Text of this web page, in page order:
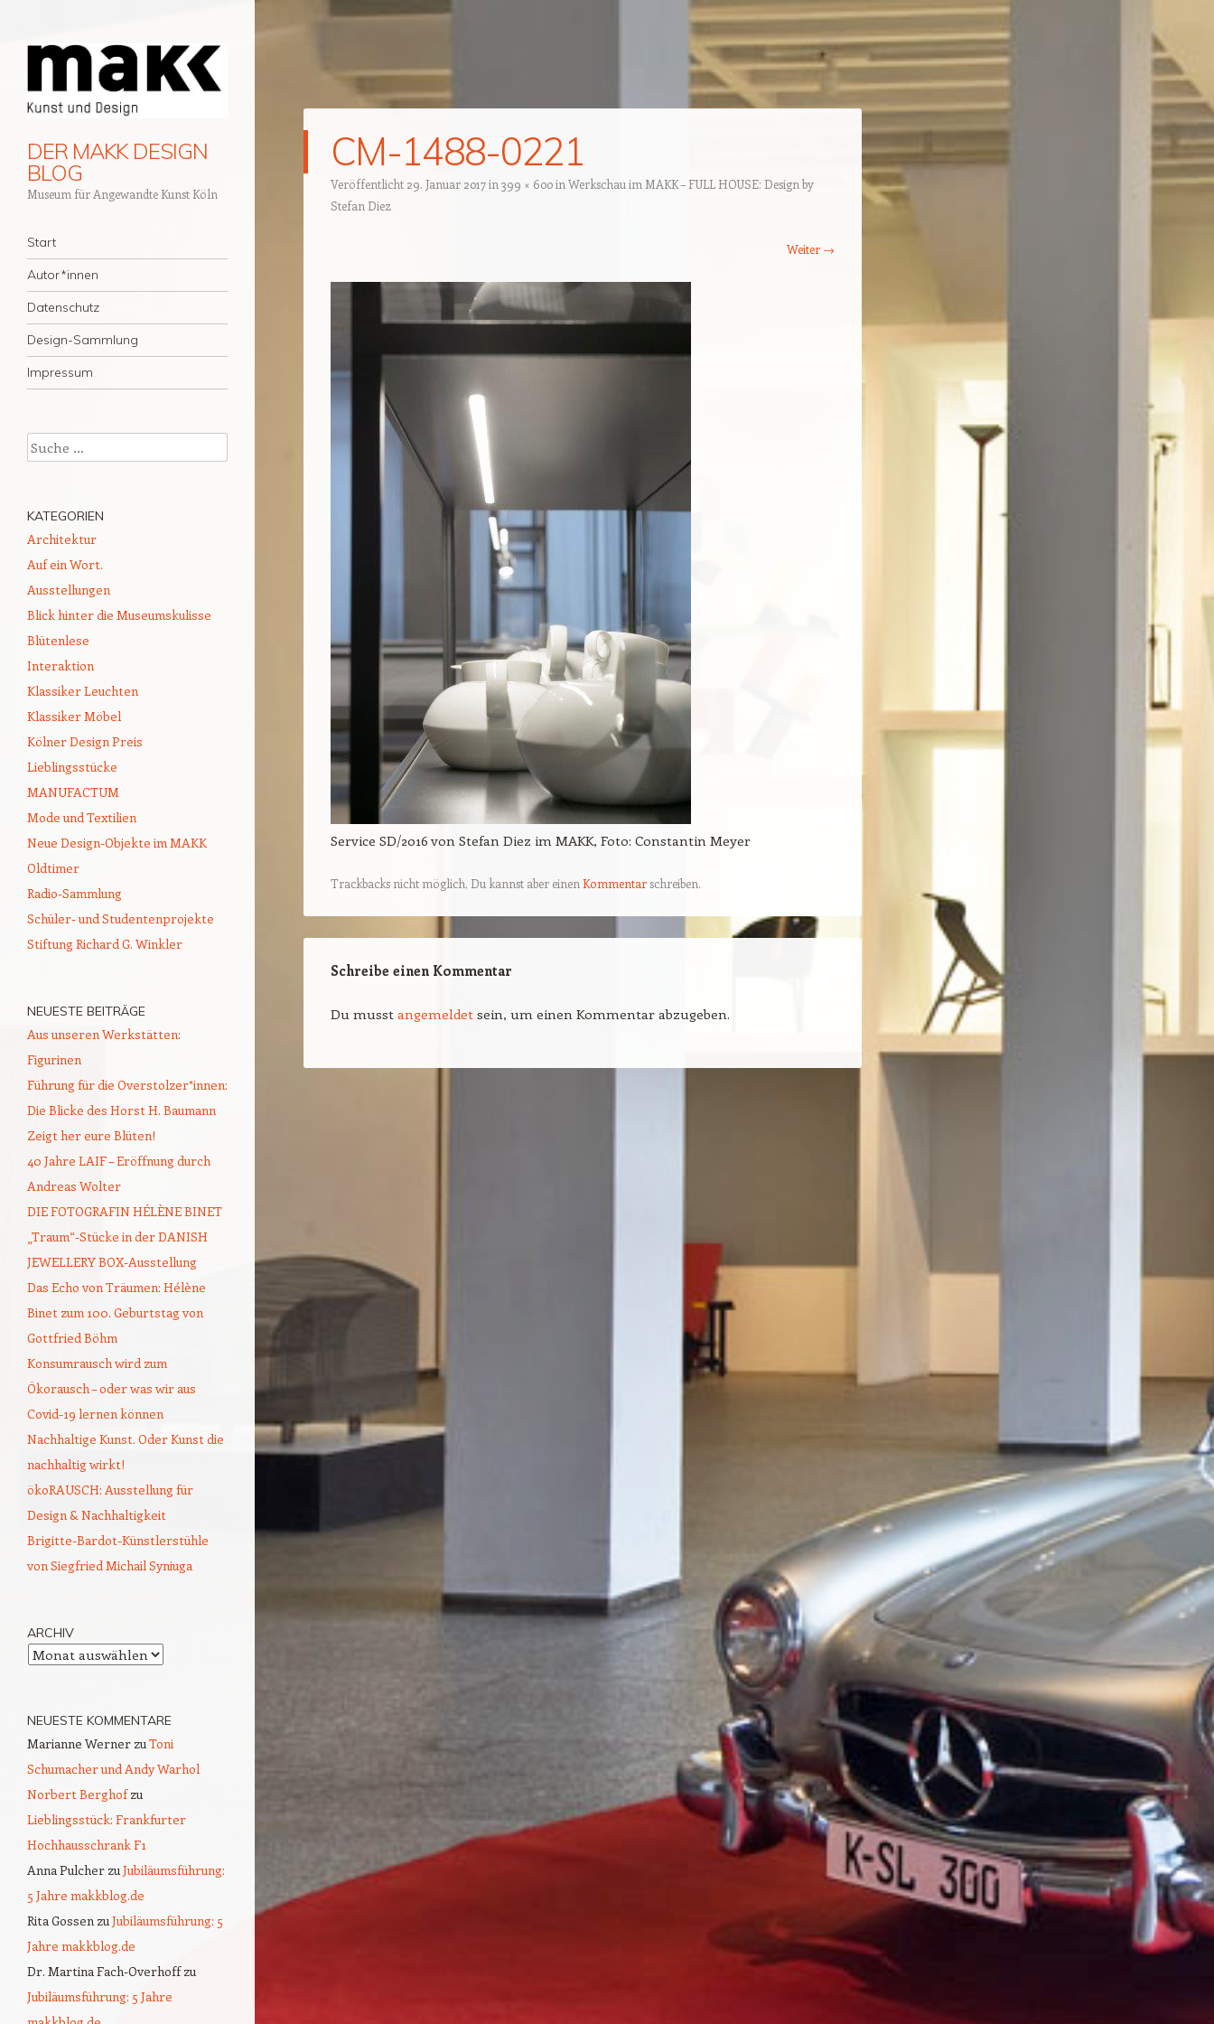
DER MAKK DESIGN
BLOG
Museum für Angewandte Kunst Köln
Navigation
Zum Inhalt springen
Start
Autor*innen
Datenschutz
Design-Sammlung
Impressum
CM-1488-0221
Veröffentlicht 29. Januar 2017in 399 × 600in Werkschau im MAKK – FULL HOUSE: Design by
Stefan Diez
Weiter →
Service SD/2016 von Stefan Diez im MAKK, Foto: Constantin Meyer
Trackbacks nicht möglich, Du kannst aber einen Kommentarschreiben.
Schreibe einen Kommentar
Du musst angemeldet sein, um einen Kommentar abzugeben.
Suchen
KATEGORIEN
Architektur
Auf ein Wort.
Ausstellungen
Blick hinter die Museumskulisse
Blütenlese
Interaktion
Klassiker Leuchten
Klassiker Möbel
Kölner Design Preis
Lieblingsstücke
MANUFACTUM
Mode und Textilien
Neue Design-Objekte im MAKK
Oldtimer
Radio-Sammlung
Schüler- und Studentenprojekte
Stiftung Richard G. Winkler
NEUESTE BEITRÄGE
Aus unseren Werkstätten:
Figurinen
Führung für die Overstolzer*innen:
Die Blicke des Horst H. Baumann
Zeigt her eure Blüten!
40 Jahre LAIF – Eröffnung durch
Andreas Wolter
DIE FOTOGRAFIN HÉLÈNE BINET
„Traum“-Stücke in der DANISH
JEWELLERY BOX-Ausstellung
Das Echo von Träumen: Hélène
Binet zum 100. Geburtstag von
Gottfried Böhm
Konsumrausch wird zum
Ökorausch – oder was wir aus
Covid-19 lernen können
Nachhaltige Kunst. Oder Kunst die
nachhaltig wirkt!
ökoRAUSCH: Ausstellung für
Design & Nachhaltigkeit
Brigitte-Bardot-Künstlerstühle
von Siegfried Michail Syniuga
ARCHIV
Archiv
NEUESTE KOMMENTARE
Marianne Werner zuToni
Schumacher und Andy Warhol
Norbert Berghofzu
Lieblingsstück: Frankfurter
Hochhausschrank F1
Anna Pulcher zuJubiläumsführung:
5 Jahre makkblog.de
Rita Gossen zuJubiläumsführung: 5
Jahre makkblog.de
Dr. Martina Fach-Overhoffzu
Jubiläumsführung: 5 Jahre